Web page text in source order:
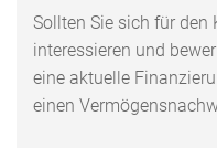
Sollten Sie sich für
interessieren und
eine aktuelle
einen